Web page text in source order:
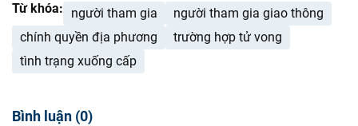
Từ khóa: người tham gia
người tham gia giao thông
chính quyền địa phương
trường hợp tử vong
tình trạng xuống cấp
Bình luận (0)